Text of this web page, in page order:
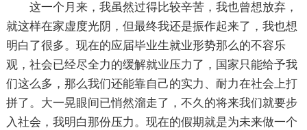
这一个月来，我虽然过得比较辛苦，我也曾想放弃，
就这样在家虚度光阴，但最终我还是振作起来了，我也想
明白了很多。现在的应届毕业生就业形势那么的不容乐
观，社会已经尽全力的缓解就业压力了，国家只能给予我
们这么多，那么我们还能靠自己的实力、耐力在社会上打
拼了。大一晃眼间已悄然溜走了，不久的将来我们就要步
入社会，我明白那份压力。现在的假期就是为未来做一个